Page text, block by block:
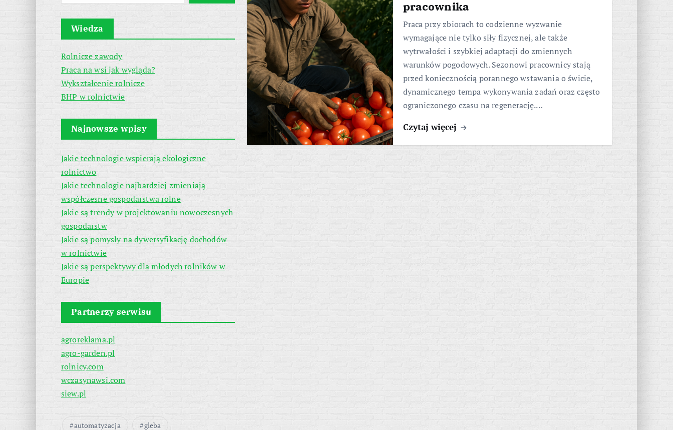
Wiedza
Rolnicze zawody
Praca na wsi jak wygląda?
Wykształcenie rolnicze
BHP w rolnictwie
Najnowsze wpisy
Jakie technologie wspierają ekologiczne
rolnictwo
Jakie technologie najbardziej zmieniają
współczesne gospodarstwa rolne
Jakie są trendy w projektowaniu nowoczesnych
gospodarstw
Jakie są pomysły na dywersyfikację dochodów
w rolnictwie
Jakie są perspektywy dla młodych rolników w
Europie
Partnerzy serwisu
agroreklama.pl
agro-garden.pl
rolnicy.com
wczasynawsi.com
siew.pl
automatyzacja gleba
pracownika
Praca przy zbiorach to codzienne wyzwanie
wymagające nie tylko siły fizycznej, ale także
wytrwałości i szybkiej adaptacji do zmiennych
warunków pogodowych. Sezonowi pracownicy stają
przed koniecznością porannego wstawania o świcie,
dynamicznego tempa wykonywania zadań oraz często
ograniczonego czasu na regenerację.…
Czytaj więcej